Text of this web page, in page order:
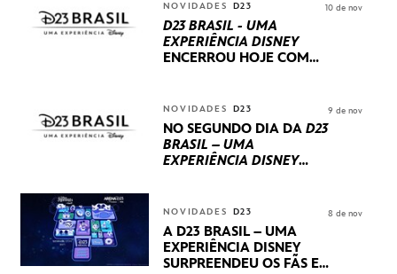
NOVIDADES D23
D23 BRASIL - UMA
EXPERIÊNCIA DISNEY
ENCERROU HOJE COM
INTERNACIONAIS E
PRODUÇÕES BRASILEIRAS
10 de nov
NOVIDADES D23
NO SEGUNDO DIA DA D23
BRASIL – UMA
EXPERIÊNCIA DISNEY
STUDIOS REVELARAM
PRÉVIAS E NOVIDADES
DOS SEUS PRÓXIMOS
LANÇAMENTOS
9 de nov
NOVIDADES D23
A D23 BRASIL – UMA
EXPERIÊNCIA DISNEY
SURPREENDEU OS FÃS EM
8 de nov